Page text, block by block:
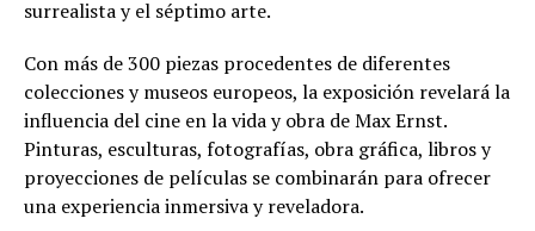
surrealista y el séptimo arte.
Con más de 300 piezas procedentes de diferentes
colecciones y museos europeos, la exposición revelará la
influencia del cine en la vida y obra de Max Ernst.
Pinturas, esculturas, fotografías, obra gráfica, libros y
proyecciones de películas se combinarán para ofrecer
una experiencia inmersiva y reveladora.